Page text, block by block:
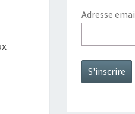
Adresse